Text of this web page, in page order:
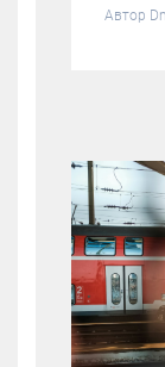
Автор